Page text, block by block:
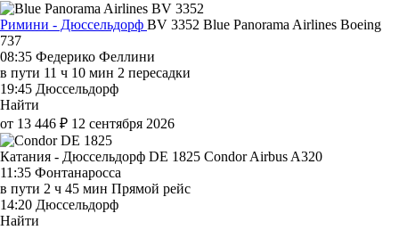
Римини - Дюссельдорф BV 3352 Blue Panorama Airlines Boeing
737
08:35 Федерико Феллини
в пути 11 ч 10 мин 2 пересадки
19:45 Дюссельдорф
Найти
от 13 446 ₽ 12 сентября 2026
Катания - Дюссельдорф DE 1825 CondorAirbus A320
11:35 Фонтанаросса
в пути 2 ч 45 мин Прямой рейс
14:20 Дюссельдорф
Найти